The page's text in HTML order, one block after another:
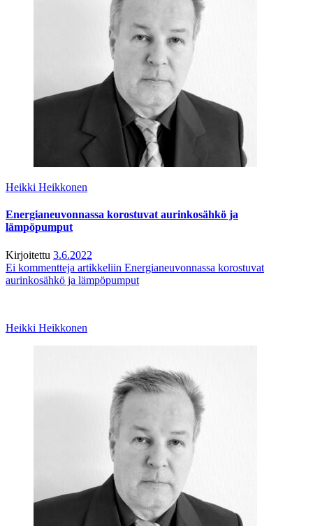
Heikki Heikkonen
Energianeuvonnassa korostuvat aurinkosähkö ja
lämpöpumput
Kirjoitettu 3.6.2022
Ei kommentteja artikkeliin Energianeuvonnassa korostuvat
aurinkosähkö ja lämpöpumput
Heikki Heikkonen